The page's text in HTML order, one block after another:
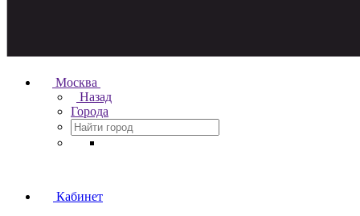
Москва
Назад
Города
Кабинет